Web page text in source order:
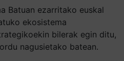
Batuan ezarritako euskal
ekosistema
bilerak egin ditu,
nagusietako batean.